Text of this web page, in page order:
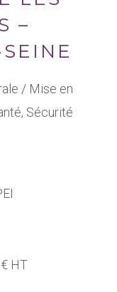
–
/ Mise en
Sécurité
HT